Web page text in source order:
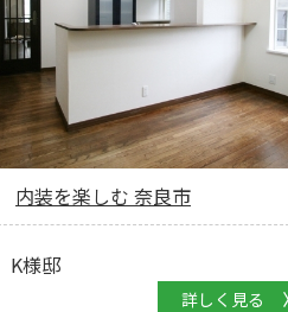
内装を楽しむ 奈良市
K様邸
詳しく見る